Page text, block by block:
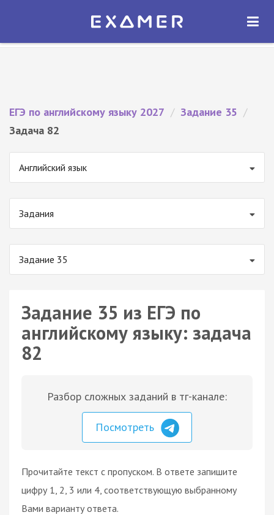
Экзамер — ЕГЭ 2027
ОТКРЫТЬ
ЕГЭ по английскому языку 2027 / Задание 35 /
Задача 82
Английский язык
Задания
Задание 35
Задание 35 из ЕГЭ по
английскому языку: задача
82
Разбор сложных заданий в тг-канале:
Посмотреть
Прочитайте текст с пропуском. В ответе запишите
цифру 1, 2, 3 или 4, соответствующую выбранному
Вами варианту ответа.